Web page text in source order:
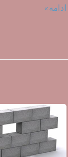
تاثیر
روی
سبک
ادامه »